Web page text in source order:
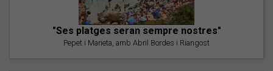
"Ses platges seran sempre nostres"
Pepet i Marieta, amb Abril Bordes i Riangost